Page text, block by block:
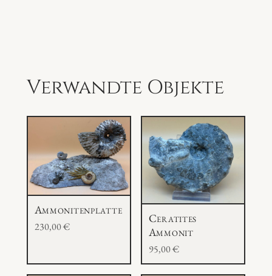
Verwandte Objekte
Ammonitenplatte
230,00€
Ceratites
Ammonit
95,00€